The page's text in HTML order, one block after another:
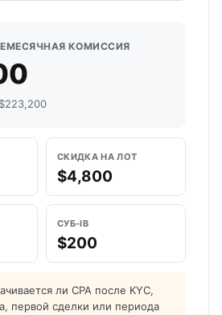
КОМИССИЯ
СКИДКА НА ЛОТ
$4,800
СУБ-IB
$200
ли CPA после KYC,
первой сделки или периода